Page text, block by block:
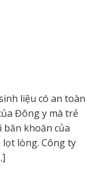
liệu có an toàn
Đông y mà trẻ
băn khoăn của
lòng. Công ty